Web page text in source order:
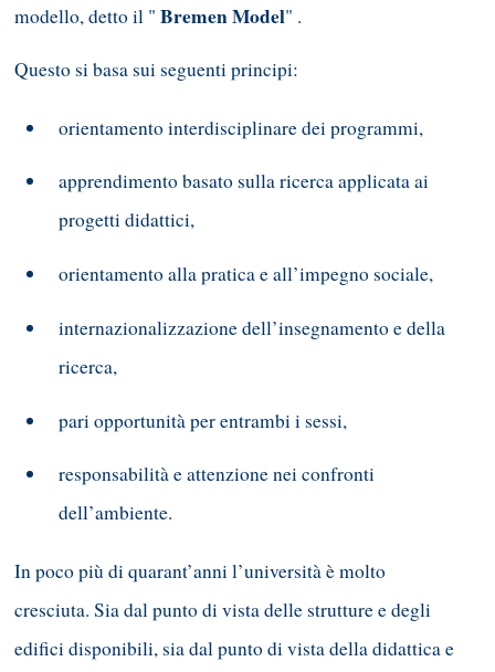
modello, detto il " Bremen Model" .
Questo si basa sui seguenti principi:
orientamento interdisciplinare dei programmi,
apprendimento basato sulla ricerca applicata ai
progetti didattici,
orientamento alla pratica e all’impegno sociale,
internazionalizzazione dell’insegnamento e della
ricerca,
pari opportunità per entrambi i sessi,
responsabilità e attenzione nei confronti
dell’ambiente.
In poco più di quarant’anni l’università è molto
cresciuta. Sia dal punto di vista delle strutture e degli
edifici disponibili, sia dal punto di vista della didattica e